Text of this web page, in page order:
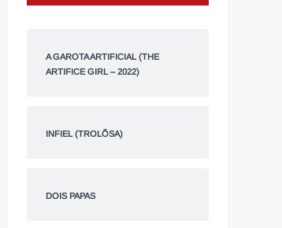
A GAROTA ARTIFICIAL (THE
ARTIFICE GIRL – 2022)
INFIEL (TROLÕSA)
DOIS PAPAS